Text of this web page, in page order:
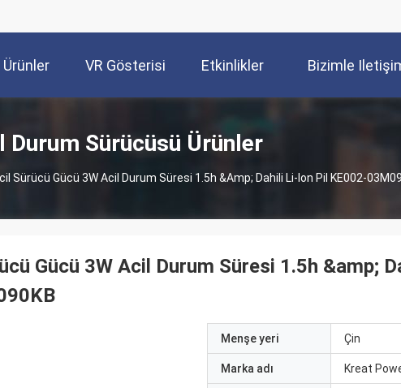
Ürünler VR Gösterisi Etkinlikler Bizimle
Durum Sürücüsü Ürünler
Sürücü Gücü 3W Acil Durum Süresi 1.5h &amp; Dahili Li-Ion Pil KE002-
Gücü 3W Acil Durum Süresi 1.5h &amp;
Menşe yeri Çin
Marka adı Kreat